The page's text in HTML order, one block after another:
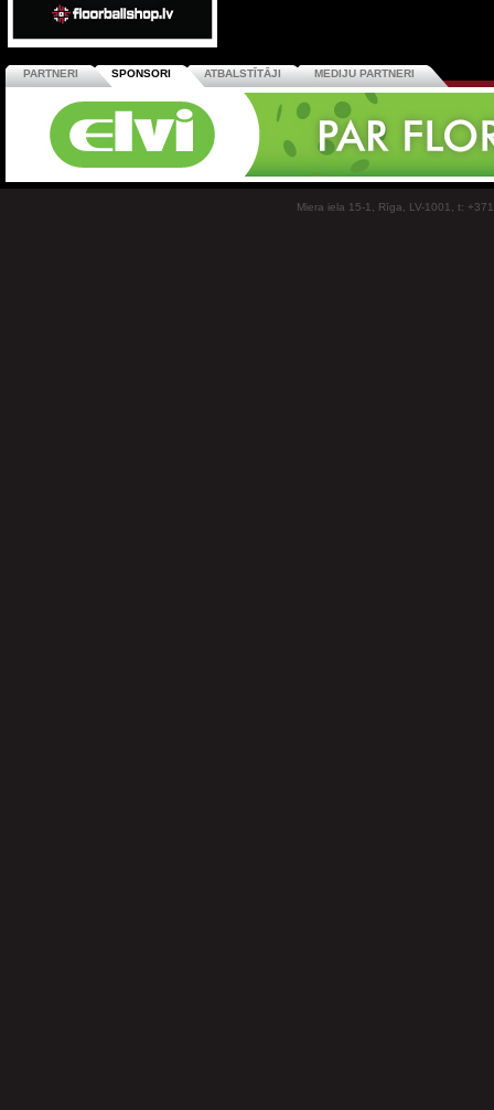
PARTNERI SPONSORI ATBALSTĪTĀJI MEDIJU PARTNERI
Miera iela 15-1, Rīga, LV-1001, t: